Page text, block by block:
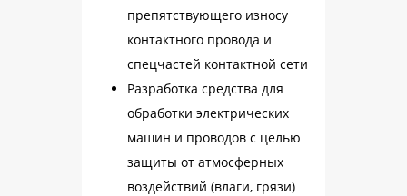
препятствующего износу
контактного провода и
спецчастей контактной сети
Разработка средства для
обработки электрических
машин и проводов с целью
защиты от атмосферных
воздействий (влаги, грязи)